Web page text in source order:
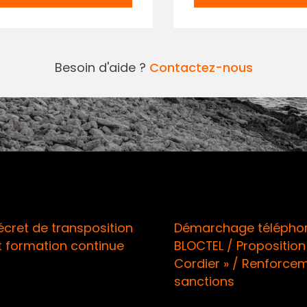
Besoin d'aide ? Contactez-nous
Démarchage téléphonique /
BLOCTEL / Proposition de Loi «
Cordier » / Renforcement des